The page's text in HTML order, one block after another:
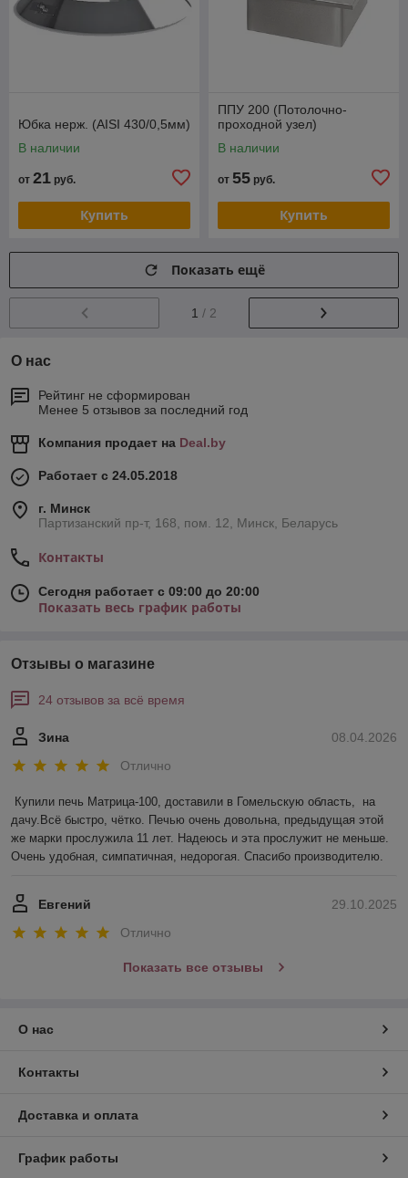
Юбка нерж. (AISI 430/0,5мм)
В наличии
от 21 руб.
Купить
ППУ 200 (Потолочно-
проходной узел)
В наличии
от 55 руб.
Купить
Показать ещё
1 / 2
О нас
Рейтинг не сформирован
Менее 5 отзывов за последний год
Компания продает на Deal.by
Работает с 24.05.2018
г. Минск
Партизанский пр-т, 168, пом. 12, Минск, Беларусь
Контакты
Сегодня работает с 09:00 до 20:00
Показать весь график работы
Отзывы о магазине
24 отзывов за всё время
08.04.2026
Зина
Отлично
Купили печь Матрица-100, доставили в Гомельскую область,  на
дачу.Всё быстро, чётко. Печью очень довольна, предыдущая этой
же марки прослужила 11 лет. Надеюсь и эта прослужит не меньше.
Очень удобная, симпатичная, недорогая. Спасибо производителю.
29.10.2025
Евгений
Отлично
Показать все отзывы
О нас
Контакты
Доставка и оплата
График работы